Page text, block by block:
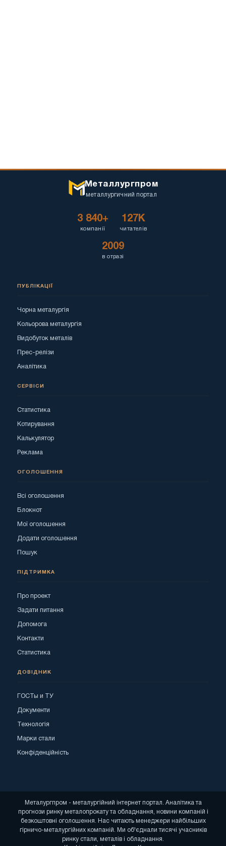
Металлургпром
металлургичний портал
3 840+
компанії
127K
читателів
2009
в отразі
ПУБЛІКАЦІЇ
Чорна металургія
Кольорова металургія
Видобуток металів
Прес-релізи
Аналітика
СЕРВІСИ
Статистика
Котирування
Калькулятор
Реклама
ОГОЛОШЕННЯ
Всі оголошення
Блокнот
Мої оголошення
Додати оголошення
Пошук
ПІДТРИМКА
Про проект
Задати питання
Допомога
Контакти
Статистика
ДОВІДНИК
ГОСТы и ТУ
Документи
Технологія
Марки стали
Конфіденційність
Металургпром - металургійний інтернет портал. Аналітика та
прогнози ринку металопрокату та обладнання, новини компаній і
безкоштовні оголошення. Нас читають менеджери найбільших
гірничо-металургійних компаній. Ми об'єднали тисячі учасників
ринку стали, металів і обладнання.